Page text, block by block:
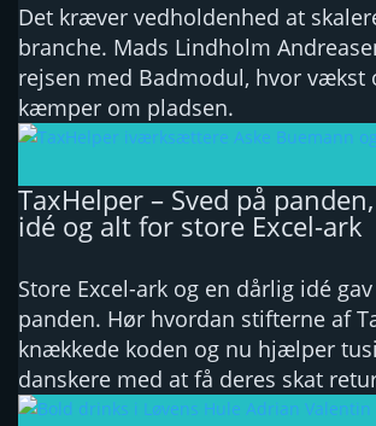
Det kræver vedholdenhed at
branche. Mads Lindholm
rejsen med Badmodul, hvor vækst
kæmper om pladsen.
TaxHelper – Sved på
idé og alt for store Excel-ark
Store Excel-ark og en dårlig idé
panden. Hør hvordan stifterne af
knækkede koden og nu hjælper
danskere med at få deres skat